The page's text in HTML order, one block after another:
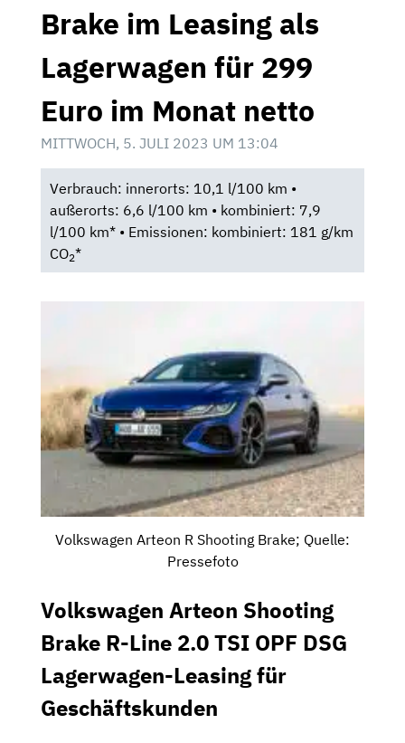
Brake im Leasing als
Lagerwagen für 299
Euro im Monat netto
MITTWOCH, 5. JULI 2023 UM 13:04
Verbrauch: innerorts: 10,1 l/100 km •
außerorts: 6,6 l/100 km • kombiniert: 7,9
l/100 km* • Emissionen: kombiniert: 181 g/km
CO2*
Volkswagen Arteon R Shooting Brake; Quelle:
Pressefoto
Volkswagen Arteon Shooting
Brake R-Line 2.0 TSI OPF DSG
Lagerwagen-Leasing für
Geschäftskunden